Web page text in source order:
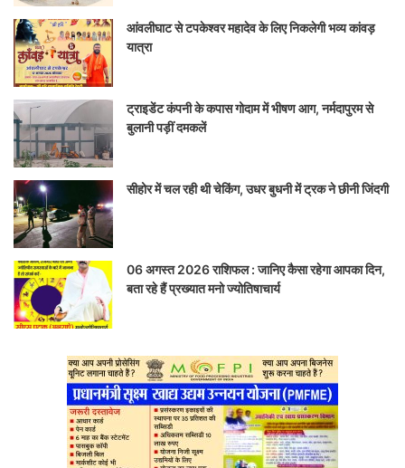
आंवलीघाट से टपकेश्वर महादेव के लिए निकलेगी भव्य कांवड़
यात्रा
ट्राइडेंट कंपनी के कपास गोदाम में भीषण आग, नर्मदापुरम से
बुलानी पड़ीं दमकलें
सीहोर में चल रही थी चेकिंग, उधर बुधनी में ट्रक ने छीनी जिंदगी
06 अगस्त 2026 राशिफल : जानिए कैसा रहेगा आपका दिन,
बता रहे हैं प्रख्यात मनो ज्योतिषाचार्य